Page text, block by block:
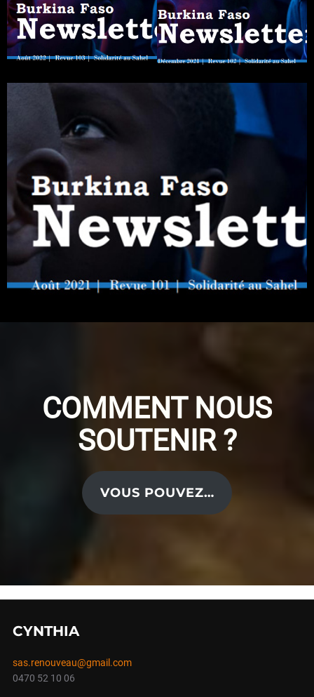
COMMENT NOUS
SOUTENIR ?
VOUS POUVEZ…
CYNTHIA
sas.renouveau@gmail.com
0470 52 10 06